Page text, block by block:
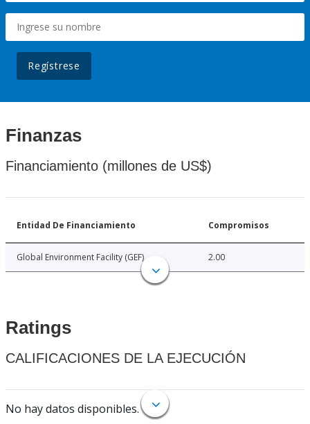
Regístrese
Finanzas
Financiamiento (millones de US$)
Entidad De Financiamiento Compromisos
Global Environment Facility (GEF) 2.00
Ratings
CALIFICACIONES DE LA EJECUCIÓN
No hay datos disponibles.